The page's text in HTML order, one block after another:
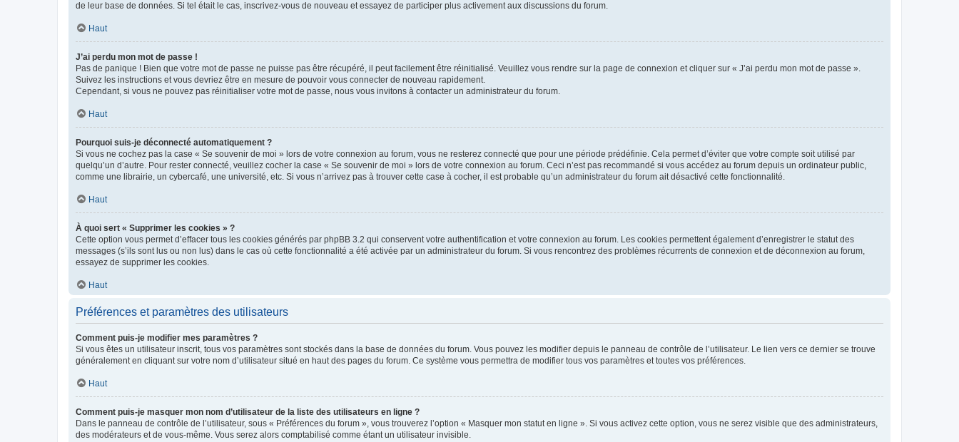
de leur base de données. Si tel était le cas, inscrivez-vous de nouveau et essayez de participer plus activement aux discussions du forum.
Haut
J’ai perdu mon mot de passe !
Pas de panique ! Bien que votre mot de passe ne puisse pas être récupéré, il peut facilement être réinitialisé. Veuillez vous rendre sur la page de connexion et cliquer sur « J’ai perdu mon mot de passe ».
Suivez les instructions et vous devriez être en mesure de pouvoir vous connecter de nouveau rapidement.
Cependant, si vous ne pouvez pas réinitialiser votre mot de passe, nous vous invitons à contacter un administrateur du forum.
Haut
Pourquoi suis-je déconnecté automatiquement ?
Si vous ne cochez pas la case « Se souvenir de moi » lors de votre connexion au forum, vous ne resterez connecté que pour une période prédéfinie. Cela permet d’éviter que votre compte soit utilisé par
quelqu’un d’autre. Pour rester connecté, veuillez cocher la case « Se souvenir de moi » lors de votre connexion au forum. Ceci n’est pas recommandé si vous accédez au forum depuis un ordinateur public,
comme une librairie, un cybercafé, une université, etc. Si vous n’arrivez pas à trouver cette case à cocher, il est probable qu’un administrateur du forum ait désactivé cette fonctionnalité.
Haut
À quoi sert « Supprimer les cookies » ?
Cette option vous permet d’effacer tous les cookies générés par phpBB 3.2 qui conservent votre authentification et votre connexion au forum. Les cookies permettent également d’enregistrer le statut des
messages (s’ils sont lus ou non lus) dans le cas où cette fonctionnalité a été activée par un administrateur du forum. Si vous rencontrez des problèmes récurrents de connexion et de déconnexion au forum,
essayez de supprimer les cookies.
Haut
Préférences et paramètres des utilisateurs
Comment puis-je modifier mes paramètres ?
Si vous êtes un utilisateur inscrit, tous vos paramètres sont stockés dans la base de données du forum. Vous pouvez les modifier depuis le panneau de contrôle de l’utilisateur. Le lien vers ce dernier se trouve
généralement en cliquant sur votre nom d’utilisateur situé en haut des pages du forum. Ce système vous permettra de modifier tous vos paramètres et toutes vos préférences.
Haut
Comment puis-je masquer mon nom d’utilisateur de la liste des utilisateurs en ligne ?
Dans le panneau de contrôle de l’utilisateur, sous « Préférences du forum », vous trouverez l’option « Masquer mon statut en ligne ». Si vous activez cette option, vous ne serez visible que des administrateurs,
des modérateurs et de vous-même. Vous serez alors comptabilisé comme étant un utilisateur invisible.